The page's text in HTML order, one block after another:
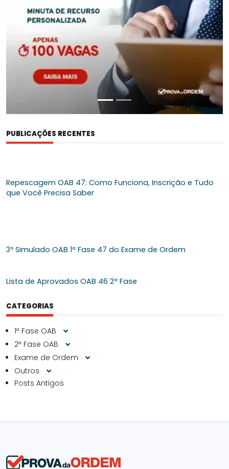
PUBLICAÇÕES RECENTES
Repescagem OAB 47: Como Funciona, Inscrição e Tudo
que Você Precisa Saber
3º Simulado OAB 1ª Fase 47 do Exame de Ordem
Lista de Aprovados OAB 46 2ª Fase
CATEGORIAS
1ª Fase OAB
2ª Fase OAB
Exame de Ordem
Outros
Posts Antigos